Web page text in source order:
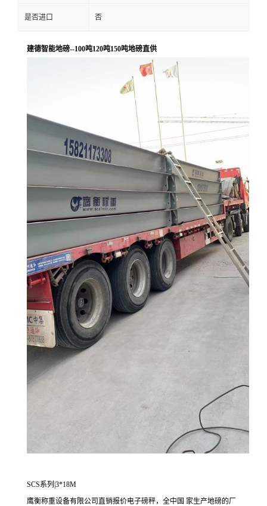
是否进口 否
建德智能地磅--100吨120吨150吨地磅直供
SCS系列|3*18M
鹰衡称重设备有限公司直销报价电子磅秤，全中国 家生产地磅的厂